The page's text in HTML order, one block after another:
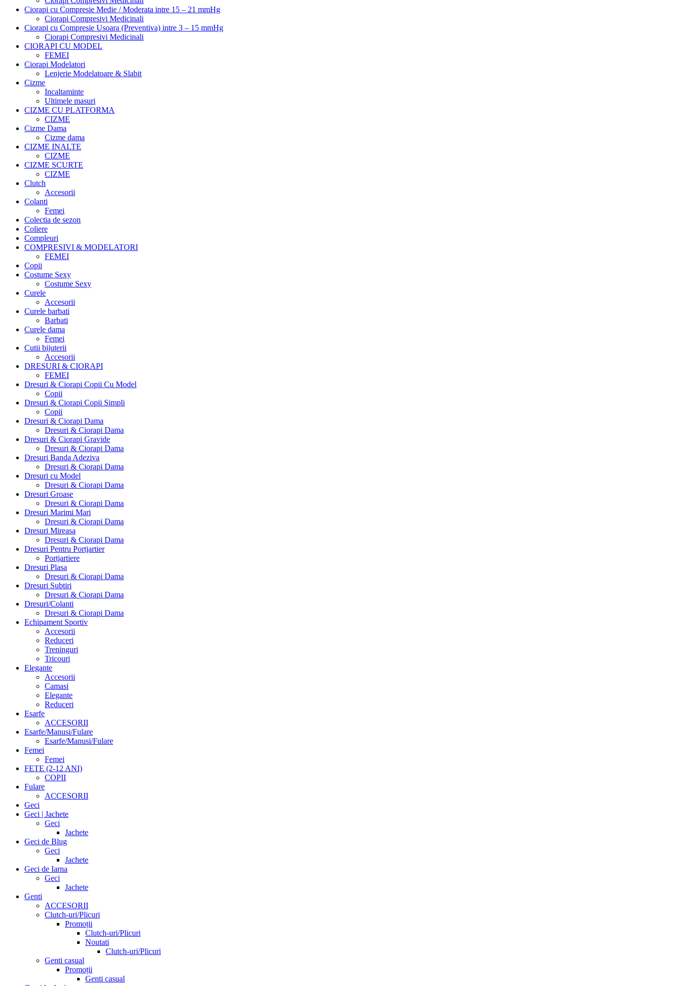
Ciorapi cu Compresie Medie / Moderata intre 15 – 21 mmHg
Ciorapi Compresivi Medicinali
Ciorapi cu Compresie Usoara (Preventiva) intre 3 – 15 mmHg
Ciorapi Compresivi Medicinali
CIORAPI CU MODEL
FEMEI
Ciorapi Modelatori
Lenjerie Modelatoare & Slabit
Cizme
Incaltaminte
Ultimele masuri
CIZME CU PLATFORMA
CIZME
Cizme Dama
Cizme dama
CIZME INALTE
CIZME
CIZME SCURTE
CIZME
Clutch
Accesorii
Colanti
Femei
Colectia de sezon
Coliere
Compleuri
COMPRESIVI & MODELATORI
FEMEI
Copii
Costume Sexy
Costume Sexy
Curele
Accesorii
Curele barbati
Barbati
Curele dama
Femei
Cutii bijuterii
Accesorii
DRESURI & CIORAPI
FEMEI
Dresuri & Ciorapi Copii Cu Model
Copii
Dresuri & Ciorapi Copii Simpli
Copii
Dresuri & Ciorapi Dama
Dresuri & Ciorapi Dama
Dresuri & Ciorapi Gravide
Dresuri & Ciorapi Dama
Dresuri Banda Adeziva
Dresuri & Ciorapi Dama
Dresuri cu Model
Dresuri & Ciorapi Dama
Dresuri Groase
Dresuri & Ciorapi Dama
Dresuri Marimi Mari
Dresuri & Ciorapi Dama
Dresuri Mireasa
Dresuri & Ciorapi Dama
Dresuri Pentru Portjartier
Portjartiere
Dresuri Plasa
Dresuri & Ciorapi Dama
Dresuri Subtiri
Dresuri & Ciorapi Dama
Dresuri/Colanti
Dresuri & Ciorapi Dama
Echipament Sportiv
Accesorii
Reduceri
Treninguri
Tricouri
Elegante
Accesorii
Camasi
Elegante
Reduceri
Esarfe
ACCESORII
Esarfe/Manusi/Fulare
Esarfe/Manusi/Fulare
Femei
Femei
FETE (2-12 ANI)
COPII
Fulare
ACCESORII
Geci
Geci | Jachete
Geci
Jachete
Geci de Blug
Geci
Jachete
Geci de Iarna
Geci
Jachete
Genti
ACCESORII
Clutch-uri/Plicuri
Promoții
Clutch-uri/Plicuri
Noutati
Clutch-uri/Plicuri
Genti casual
Promoții
Genti casual